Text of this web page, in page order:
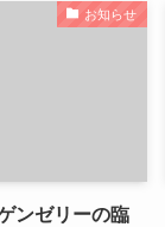
お知らせ
ンゼリーの臨